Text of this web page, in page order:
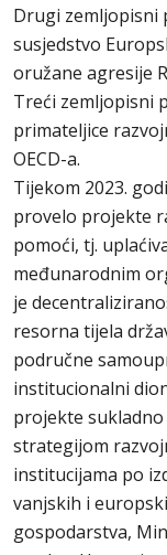
Drugi zemljopisni
susjedstvo
oružane agresije
Treći zemljopisni
primateljice
OECD-a.
Tijekom 2023.
provelo projekte
pomoći, tj.
međunarodnim
je
resorna tijela
područne
institucionalni
projekte
strategijom
institucijama po
vanjskih i
gospodarstva,